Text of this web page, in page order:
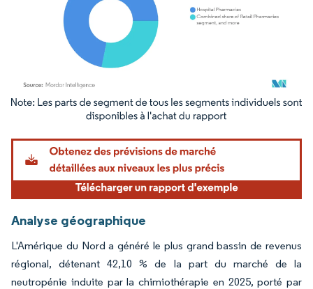
Image © Mordor Intelligence. La réutilisation nécessite une attribution sous CC BY
Analyse géographique
L'Amérique du Nord a généré le plus grand bassin de revenus
régional, détenant 42,10 % de la part du marché de la
neutropénie induite par la chimiothérapie en 2025, porté par